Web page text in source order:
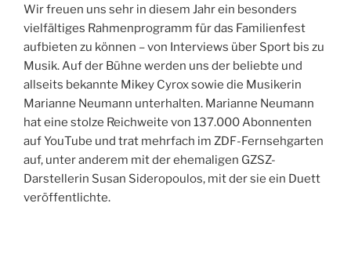
Wir freuen uns sehr in diesem Jahr ein besonders
vielfältiges Rahmenprogramm für das Familienfest
aufbieten zu können – von Interviews über Sport bis zu
Musik. Auf der Bühne werden uns der beliebte und
allseits bekannte Mikey Cyrox sowie die Musikerin
Marianne Neumann unterhalten. Marianne Neumann
hat eine stolze Reichweite von 137.000 Abonnenten
auf YouTube und trat mehrfach im ZDF-Fernsehgarten
auf, unter anderem mit der ehemaligen GZSZ-
Darstellerin Susan Sideropoulos, mit der sie ein Duett
veröffentlichte.